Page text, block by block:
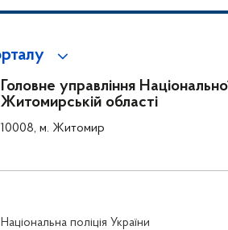
Головне управління Національної
Житомирській області
10008, м. Житомир
Національна поліція України